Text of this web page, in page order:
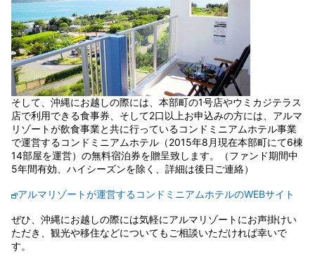
そして、沖縄にお越しの際には、本部町の1号店やウミカジテラス
店で利用できる食事券、そして2口以上お申込みの方には、アルマ
リゾートが飲食事業と共に行っているコンドミニアムホテル事業
で運営するコンドミニアムホテル（2015年8月現在本部町にて6棟
14部屋を運営）の無料宿泊券を贈呈致します。（ファンド期間中
5年間有効、ハイシーズンを除く、詳細は後日ご連絡）
アルマリゾートが運営するコンドミニアムホテルのWEBサイト
ぜひ、沖縄にお越しの際には気軽にアルマリゾートにお声掛けい
ただき、観光や移住などについてもご相談いただければ幸いで
す。